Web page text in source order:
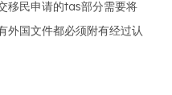
移民申请的tas部分需要将
外国文件都必须附有经过认